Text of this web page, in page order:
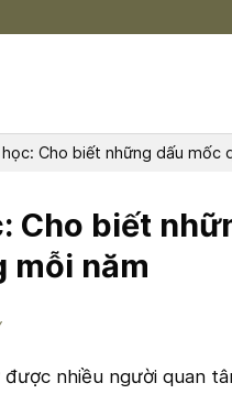
Cho biết những dấu mốc
Cho biết
mỗi năm
nhiều người quan